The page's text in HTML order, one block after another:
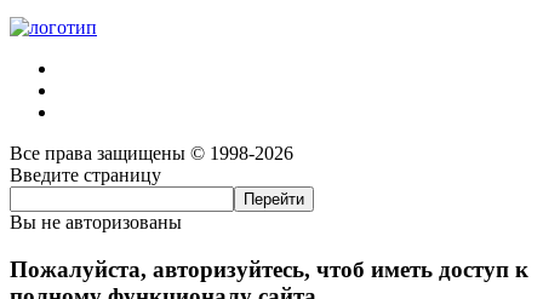
Все права защищены © 1998-2026
Введите страницу
Вы не авторизованы
Пожалуйста, авторизуйтесь, чтоб иметь доступ к